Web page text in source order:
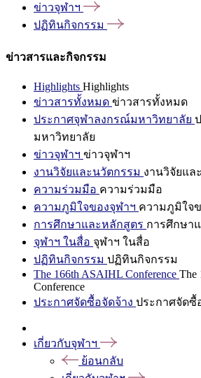
ข่าวจุฬาฯ
ปฏิทินกิจกรรม
ข่าวสารและกิจกรรม
Highlights Highlights
ข่าวสารทั้งหมด ข่าวสารทั้งหมด
ประกาศจุฬาลงกรณ์มหาวิทยาลัย
มหาวิทยาลัย
ข่าวจุฬาฯ ข่าวจุฬาฯ
งานวิจัยและนวัตกรรม งานวิจัยแล
ความร่วมมือ ความร่วมมือ
ความภูมิใจของจุฬาฯ ความภูมิใจ
การศึกษาและหลักสูตร การศึกษา
จุฬาฯ ในสื่อ จุฬาฯ ในสื่อ
ปฏิทินกิจกรรม ปฏิทินกิจกรรม
The 166th ASAIHL Conference The
Conference
ประกาศจัดซื้อจัดจ้าง ประกาศจัดซื้
เกี่ยวกับจุฬาฯ
ย้อนกลับ